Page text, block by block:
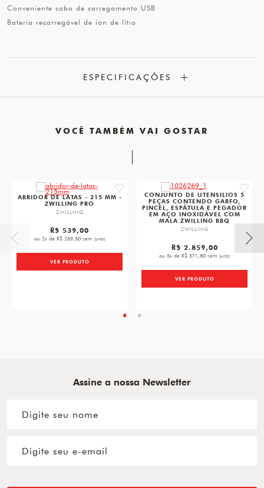
Conveniente cabo de carregamento USB
Bateria recarregável de íon de lítio
ESPECIFICAÇÕES
VOCÊ TAMBÉM VAI GOSTAR
favorite
ABRIDOR DE LATAS - 215 MM -
ZWILLING PRO
ZWILLING
R$ 539,00
ou 2x de R$ 269,50 sem juros
VER PRODUTO
CONJUNTO DE UTENSILIOS 5
PEÇAS CONTENDO GARFO,
PINCEL, ESPÁTULA E PEGADOR
EM AÇO INOXIDÁVEL COM
MALA ZWILLING BBQ
ZWILLING
R$ 2.859,00
ou 5x de R$ 571,80 sem juros
VER PRODUTO
Assine a nossa Newsletter